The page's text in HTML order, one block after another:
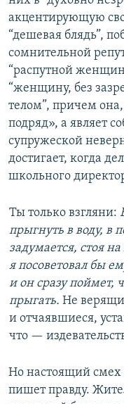
акцентирующую
“дешевая блядь”,
сомнительной
“распутной
“женщину, без
телом”, причем
подряд», а являет
супружеской
достигает, когда
школьного
Ты только взгляни:
прыгнуть в воду, в
задумается, стоя
я посоветовал бы
и он сразу поймет,
прыгать. Не
и отчаявшиеся,
что —
Но настоящий
пишет правду.